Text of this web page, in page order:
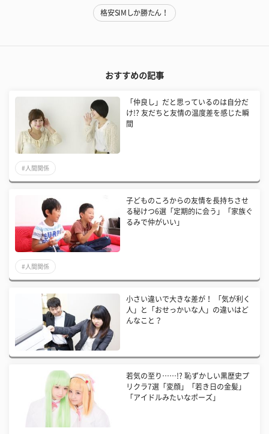
格安SIMしか勝たん！
おすすめの記事
「仲良し」だと思っているのは自分だ
け!? 友だちと友情の温度差を感じた瞬
間
#人間関係
子どものころからの友情を長持ちさせ
る秘けつ6選「定期的に会う」「家族ぐ
るみで仲がいい」
#人間関係
小さい違いで大きな差が！ 「気が利く
人」と「おせっかいな人」の違いはど
んなこと？
若気の至り……!? 恥ずかしい黒歴史プ
リクラ7選「変顔」「若き日の金髪」
「アイドルみたいなポーズ」